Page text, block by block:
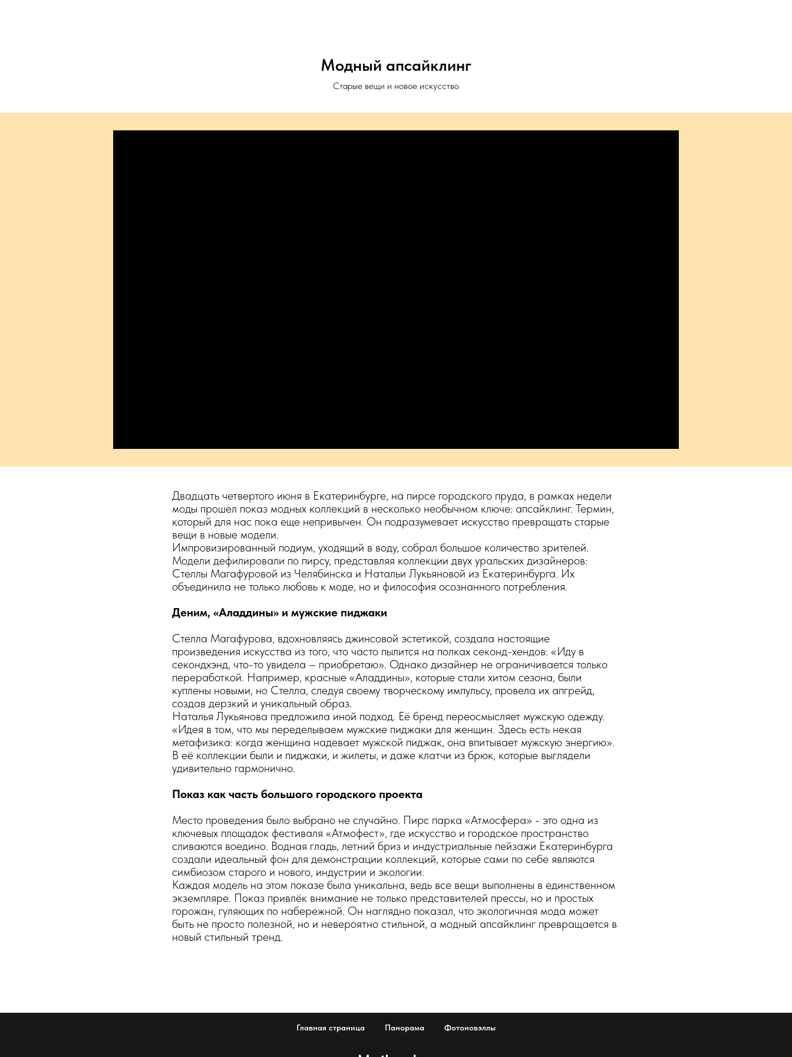
Модный апсайклинг
Старые вещи и новое искусство
Двадцать четвертого июня в Екатеринбурге, на пирсе городского пруда, в рамках недели
моды прошел показ модных коллекций в несколько необычном ключе: апсайклинг. Термин,
который для нас пока еще непривычен. Он подразумевает искусство превращать старые
вещи в новые модели.
Импровизированный подиум, уходящий в воду, собрал большое количество зрителей.
Модели дефилировали по пирсу, представляя коллекции двух уральских дизайнеров:
Стеллы Магафуровой из Челябинска и Натальи Лукьяновой из Екатеринбурга. Их
объединила не только любовь к моде, но и философия осознанного потребления.
Деним, «Аладдины» и мужские пиджаки
Стелла Магафурова, вдохновляясь джинсовой эстетикой, создала настоящие
произведения искусства из того, что часто пылится на полках секонд-хендов: «Иду в
секондхэнд, что-то увидела – приобретаю». Однако дизайнер не ограничивается только
переработкой. Например, красные «Аладдины», которые стали хитом сезона, были
куплены новыми, но Стелла, следуя своему творческому импульсу, провела их апгрейд,
создав дерзкий и уникальный образ.
Наталья Лукьянова предложила иной подход. Её бренд переосмысляет мужскую одежду.
«Идея в том, что мы переделываем мужские пиджаки для женщин. Здесь есть некая
метафизика: когда женщина надевает мужской пиджак, она впитывает мужскую энергию».
В её коллекции были и пиджаки, и жилеты, и даже клатчи из брюк, которые выглядели
удивительно гармонично.
Показ как часть большого городского проекта
Место проведения было выбрано не случайно. Пирс парка «Атмосфера» - это одна из
ключевых площадок фестиваля «Атмофест», где искусство и городское пространство
сливаются воедино. Водная гладь, летний бриз и индустриальные пейзажи Екатеринбурга
создали идеальный фон для демонстрации коллекций, которые сами по себе являются
симбиозом старого и нового, индустрии и экологии.
Каждая модель на этом показе была уникальна, ведь все вещи выполнены в единственном
экземпляре. Показ привлёк внимание не только представителей прессы, но и простых
горожан, гуляющих по набережной. Он наглядно показал, что экологичная мода может
быть не просто полезной, но и невероятно стильной, а модный апсайклинг превращается в
новый стильный тренд.
Главная страница Панорама Фотоновэллы